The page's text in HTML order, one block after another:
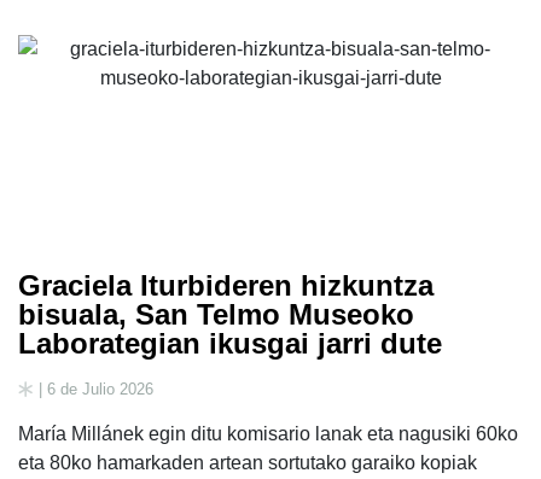
Graciela Iturbideren hizkuntza
bisuala, San Telmo Museoko
Laborategian ikusgai jarri dute
| 6 de Julio 2026
María Millánek egin ditu komisario lanak eta nagusiki 60ko
eta 80ko hamarkaden artean sortutako garaiko kopiak